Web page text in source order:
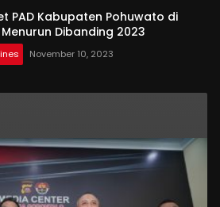
PAD Kabupaten Pohuwato di
Dibanding 2023
November 10, 2023